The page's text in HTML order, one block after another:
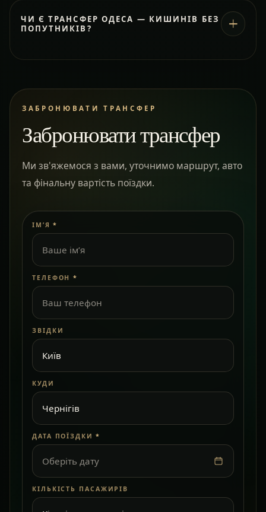
ЧИ Є ТРАНСФЕР ОДЕСА — КИШИНІВ БЕЗ
ПОПУТНИКІВ?
ЗАБРОНЮВАТИ ТРАНСФЕР
Забронювати трансфер
Ми зв'яжемося з вами, уточнимо маршрут, авто
та фінальну вартість поїздки.
ІМ’Я *
ТЕЛЕФОН *
ЗВІДКИ
КУДИ
ДАТА ПОЇЗДКИ *
Оберіть дату
КІЛЬКІСТЬ ПАСАЖИРІВ